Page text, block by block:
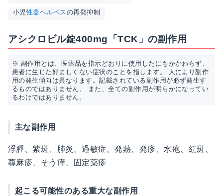
小児性器ヘルペスの再発抑制
アシクロビル錠400mg「TCK」の副作用
※ 副作用とは、医薬品を指示どおりに使用したにもかかわらず、
患者に生じた好ましくない症状のことを指します。 人により副作
用の発生傾向は異なります。記載されている副作用が必ず発生す
るものではありません。 また、全ての副作用が明らかになってい
るわけではありません。
主な副作用
浮腫、紫斑、肺炎、過敏症、発熱、発疹、水疱、紅斑、
蕁麻疹、そう痒、固定薬疹
起こる可能性のある重大な副作用